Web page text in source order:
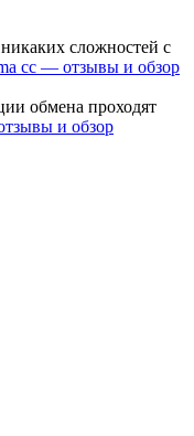
никаких сложностей с
cc — отзывы и обзор
обмена проходят
и обзор